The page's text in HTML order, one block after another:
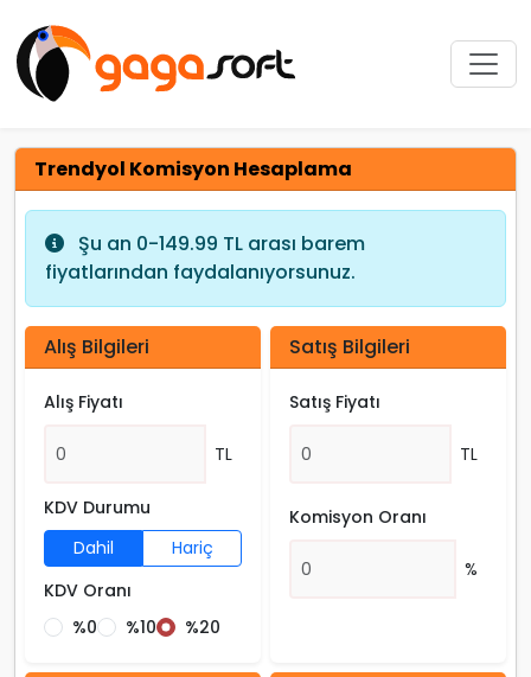
Trendyol Komisyon Hesaplama
Şu an 0-149.99 TL arası barem
fiyatlarından faydalanıyorsunuz.
Alış Bilgileri
Alış Fiyatı
TL
KDV Durumu
Dahil
Hariç
KDV Oranı
%0
%10 %20
Satış Bilgileri
Satış Fiyatı
TL
Komisyon Oranı
%